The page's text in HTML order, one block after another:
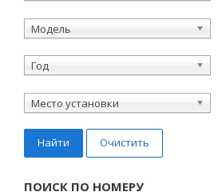
Модель
Год
Место установки
Найти Очистить
ПОИСК ПО НОМЕРУ